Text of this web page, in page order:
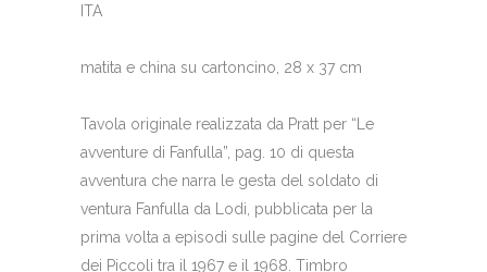
ITA
matita e china su cartoncino, 28 x 37 cm
Tavola originale realizzata da Pratt per “Le
avventure di Fanfulla”, pag. 10 di questa
avventura che narra le gesta del soldato di
ventura Fanfulla da Lodi, pubblicata per la
prima volta a episodi sulle pagine del Corriere
dei Piccoli tra il 1967 e il 1968. Timbro